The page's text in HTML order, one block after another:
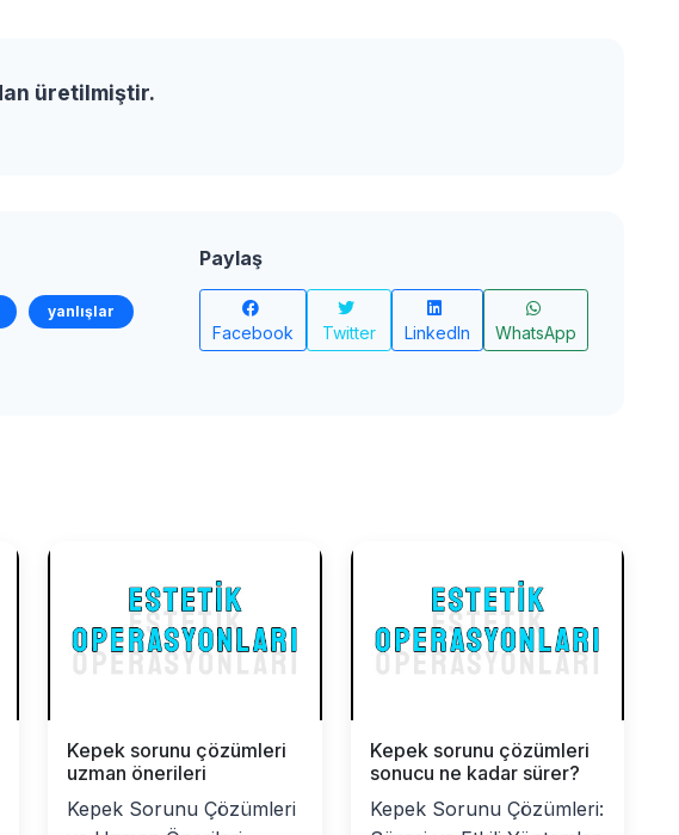
üretilmiştir.
yanlışlar
Paylaş
Facebook Twitter LinkedIn WhatsApp
Kepek sorunu çözümleri
uzman önerileri
Kepek Sorunu Çözümleri
Kepek sorunu çözümleri
sonucu ne kadar sürer?
Kepek Sorunu Çözümleri: